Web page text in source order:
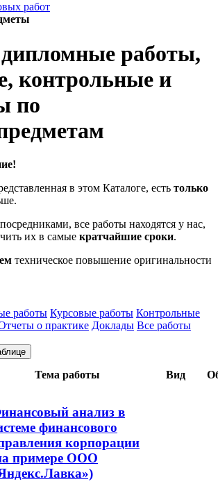
работ
работы,
контрольные и
по
в этом Каталоге, есть только
все работы находятся у нас,
их в самые кратчайшие сроки.
техническое повышение оригинальности
работы Курсовые работы Контрольные
о практике Доклады Все работы
Тема работы Вид
анализ в
финансового
корпорации
примере ООО